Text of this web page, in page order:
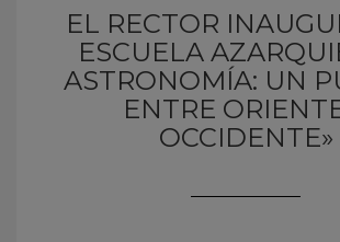
EL RECTOR
ESCUELA
ASTRONOMÍA: UN
ENTRE
OCCIDENTE»